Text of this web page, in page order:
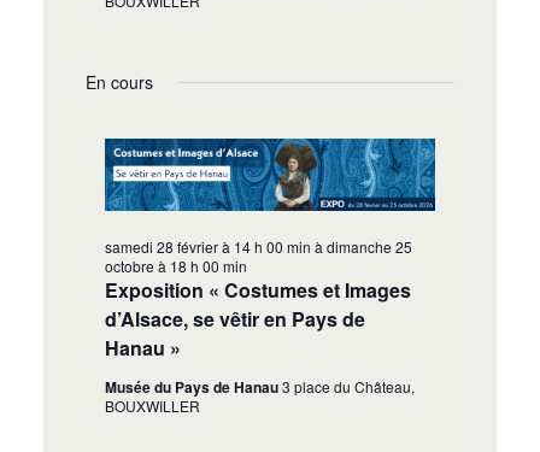
En cours
Exposition « Costumes et Images
d’Alsace, se vêtir en Pays de
Hanau »
samedi 28 février à 14 h 00 min àdimanche 25
octobre à 18 h 00 min
Musée du Pays de Hanau3 place du Château,
BOUXWILLER